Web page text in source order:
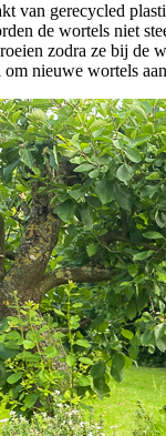
van gerecycled
de wortels niet
zodra ze bij de
om nieuwe wortels